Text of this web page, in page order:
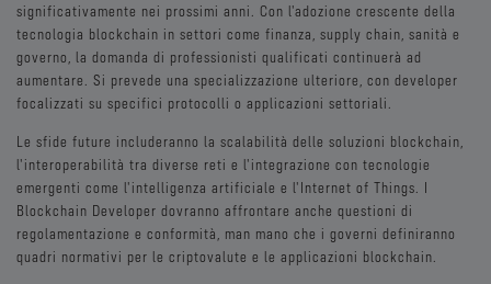
significativamente nei prossimi anni. Con l'adozione crescente della
tecnologia blockchain in settori come finanza, supply chain, sanità e
governo, la domanda di professionisti qualificati continuerà ad
aumentare. Si prevede una specializzazione ulteriore, con developer
focalizzati su specifici protocolli o applicazioni settoriali.
Le sfide future includeranno la scalabilità delle soluzioni blockchain,
l'interoperabilità tra diverse reti e l'integrazione con tecnologie
emergenti come l'intelligenza artificiale e l'Internet of Things. I
Blockchain Developer dovranno affrontare anche questioni di
regolamentazione e conformità, man mano che i governi definiranno
quadri normativi per le criptovalute e le applicazioni blockchain.